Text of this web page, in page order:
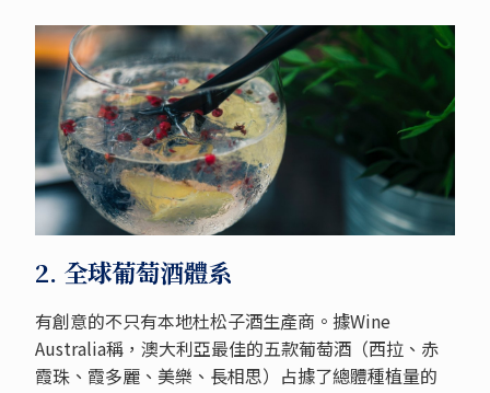
2. 全球葡萄酒體系
有創意的不只有本地杜松子酒生產商。據Wine
Australia稱，澳大利亞最佳的五款葡萄酒（西拉、赤
霞珠、霞多麗、美樂、長相思）占據了總體種植量的